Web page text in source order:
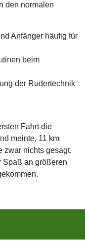
den normalen
Anfänger häufig für
beim
der Rudertechnik
Fahrt die
meinte, 11 km
zwar nichts gesagt,
Spaß an größeren